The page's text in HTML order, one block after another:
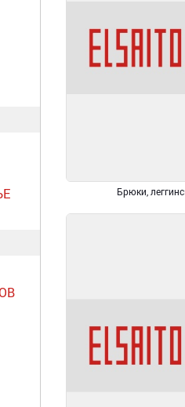
Брюки,